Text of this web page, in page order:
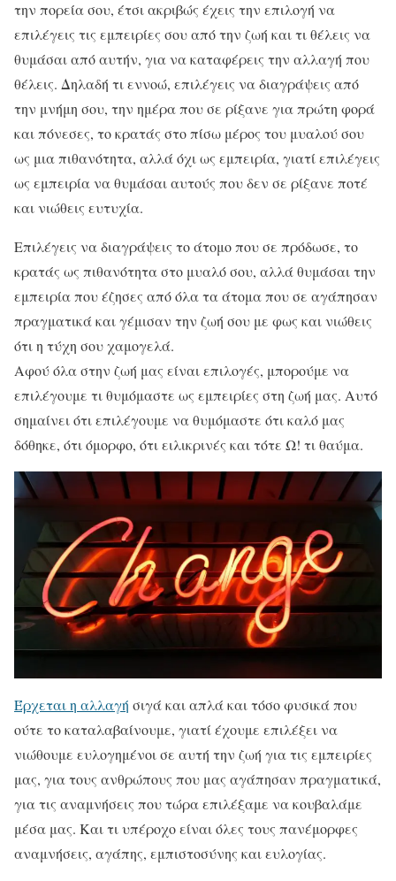
την πορεία σου, έτσι ακριβώς έχεις την επιλογή να
επιλέγεις τις εμπειρίες σου από την ζωή και τι θέλεις να
θυμάσαι από αυτήν, για να καταφέρεις την αλλαγή που
θέλεις. Δηλαδή τι εννοώ, επιλέγεις να διαγράψεις από
την μνήμη σου, την ημέρα που σε ρίξανε για πρώτη φορά
και πόνεσες, το κρατάς στο πίσω μέρος του μυαλού σου
ως μια πιθανότητα, αλλά όχι ως εμπειρία, γιατί επιλέγεις
ως εμπειρία να θυμάσαι αυτούς που δεν σε ρίξανε ποτέ
και νιώθεις ευτυχία.
Επιλέγεις να διαγράψεις το άτομο που σε πρόδωσε, το
κρατάς ως πιθανότητα στο μυαλό σου, αλλά θυμάσαι την
εμπειρία που έζησες από όλα τα άτομα που σε αγάπησαν
πραγματικά και γέμισαν την ζωή σου με φως και νιώθεις
ότι η τύχη σου χαμογελά.
Αφού όλα στην ζωή μας είναι επιλογές, μπορούμε να
επιλέγουμε τι θυμόμαστε ως εμπειρίες στη ζωή μας. Αυτό
σημαίνει ότι επιλέγουμε να θυμόμαστε ότι καλό μας
δόθηκε, ότι όμορφο, ότι ειλικρινές και τότε Ω! τι θαύμα.
Έρχεται η αλλαγή σιγά και απλά και τόσο φυσικά που
ούτε το καταλαβαίνουμε, γιατί έχουμε επιλέξει να
νιώθουμε ευλογημένοι σε αυτή την ζωή για τις εμπειρίες
μας, για τους ανθρώπους που μας αγάπησαν πραγματικά,
για τις αναμνήσεις που τώρα επιλέξαμε να κουβαλάμε
μέσα μας. Και τι υπέροχο είναι όλες τους πανέμορφες
αναμνήσεις, αγάπης, εμπιστοσύνης και ευλογίας.